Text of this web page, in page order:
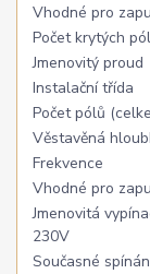
Vhodné pro
Počet krytých
Jmenovitý proud
Instalační třída
Počet pólů
Věstavěná
Frekvence
Vhodné pro
Jmenovitá
230V
Současné